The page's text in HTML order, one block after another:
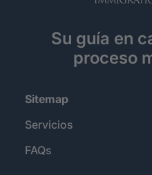
Su guía en
proceso
Sitemap
Servicios
FAQs